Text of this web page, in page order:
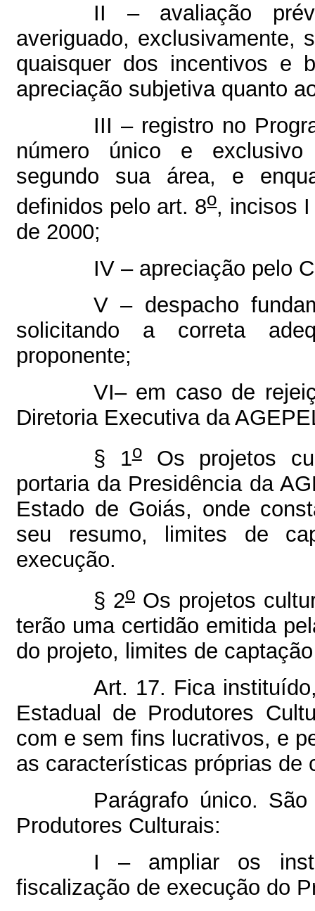
II – avaliação
averiguado, exclusivamente,
quaisquer dos incentivos e
apreciação subjetiva quanto
III – registro no
número único e exclusivo
segundo sua área, e
definidos pelo art. 8o, incisos
de 2000;
IV – apreciação pelo
V – despacho
solicitando a correta
proponente;
VI– em caso de
Diretoria Executiva da
§ 1oOs projetos
portaria da Presidência da
Estado de Goiás, onde
seu resumo, limites de
execução.
§ 2o Os projetos
terão uma certidão emitida
do projeto, limites de
Art. 17. Fica
Estadual de Produtores
com e sem fins lucrativos, e
as características próprias de
Parágrafo único.
Produtores Culturais:
I – ampliar os
fiscalização de execução do